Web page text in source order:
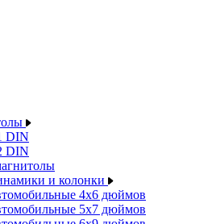
DIN
DIN
и колонки
4x6 дюймов
5x7 дюймов